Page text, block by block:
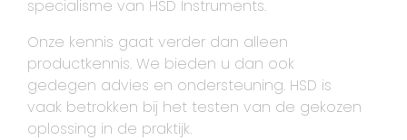
specialisme van HSD Instruments.
Onze kennis gaat verder dan alleen
productkennis. We bieden u dan ook
gedegen advies en ondersteuning. HSD is
vaak betrokken bij het testen van de gekozen
oplossing in de praktijk.